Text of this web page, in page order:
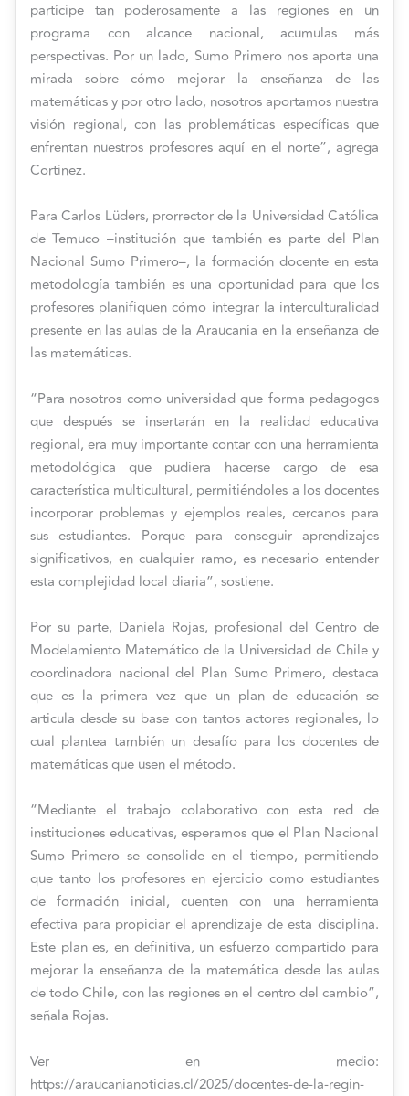
partícipe tan poderosamente a las regiones en un
programa con alcance nacional, acumulas más
perspectivas. Por un lado, Sumo Primero nos aporta una
mirada sobre cómo mejorar la enseñanza de las
matemáticas y por otro lado, nosotros aportamos nuestra
visión regional, con las problemáticas específicas que
enfrentan nuestros profesores aquí en el norte”, agrega
Cortinez.
Para Carlos Lüders, prorrector de la Universidad Católica
de Temuco –institución que también es parte del Plan
Nacional Sumo Primero–, la formación docente en esta
metodología también es una oportunidad para que los
profesores planifiquen cómo integrar la interculturalidad
presente en las aulas de la Araucanía en la enseñanza de
las matemáticas.
“Para nosotros como universidad que forma pedagogos
que después se insertarán en la realidad educativa
regional, era muy importante contar con una herramienta
metodológica que pudiera hacerse cargo de esa
característica multicultural, permitiéndoles a los docentes
incorporar problemas y ejemplos reales, cercanos para
sus estudiantes. Porque para conseguir aprendizajes
significativos, en cualquier ramo, es necesario entender
esta complejidad local diaria”, sostiene.
Por su parte, Daniela Rojas, profesional del Centro de
Modelamiento Matemático de la Universidad de Chile y
coordinadora nacional del Plan Sumo Primero, destaca
que es la primera vez que un plan de educación se
articula desde su base con tantos actores regionales, lo
cual plantea también un desafío para los docentes de
matemáticas que usen el método.
“Mediante el trabajo colaborativo con esta red de
instituciones educativas, esperamos que el Plan Nacional
Sumo Primero se consolide en el tiempo, permitiendo
que tanto los profesores en ejercicio como estudiantes
de formación inicial, cuenten con una herramienta
efectiva para propiciar el aprendizaje de esta disciplina.
Este plan es, en definitiva, un esfuerzo compartido para
mejorar la enseñanza de la matemática desde las aulas
de todo Chile, con las regiones en el centro del cambio”,
señala Rojas.
Ver en medio:
https://araucanianoticias.cl/2025/docentes-de-la-regin-